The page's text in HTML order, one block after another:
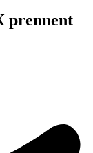
prennent